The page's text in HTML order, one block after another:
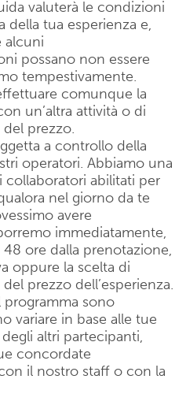
valuterà le condizioni
della tua esperienza e,
alcuni
possano non essere
tempestivamente.
comunque la
un’altra attività o di
prezzo.
a controllo della
operatori. Abbiamo una
collaboratori abilitati per
nel giorno da te
avere
immediatamente,
ore dalla prenotazione,
oppure la scelta di
prezzo dell’esperienza.
sono
variare in base alle tue
altri partecipanti,
concordate
il nostro staff o con la